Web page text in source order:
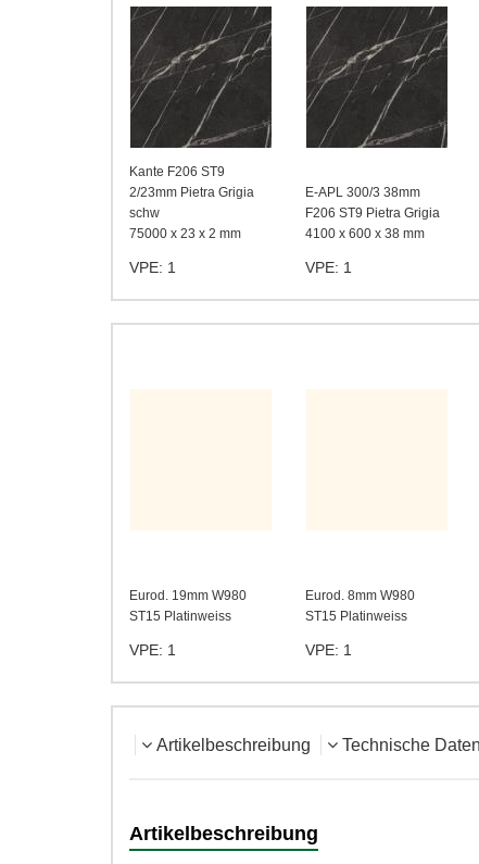
Kante F206 ST9
2/23mm Pietra Grigia
schw
75000 x 23 x 2 mm
VPE: 1
E-APL 300/3 38mm
F206 ST9 Pietra Grigia
4100 x 600 x 38 mm
VPE: 1
Eurod. 19mm W980
ST15 Platinweiss
VPE: 1
Eurod. 8mm W980
ST15 Platinweiss
VPE: 1
Artikelbeschreibung Technische Daten
Artikelbeschreibung